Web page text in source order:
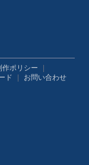
作ポリシー
ド お問い合わせ